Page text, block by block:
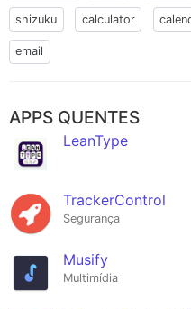
shizuku calculator
email
APPS QUENTES
LeanType
TrackerControl
Segurança
Musify
Multimídia